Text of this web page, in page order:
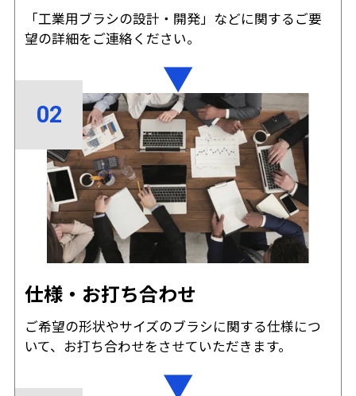
「工業用ブラシの設計・開発」などに関するご要
望の詳細をご連絡ください。
仕様・お打ち合わせ
ご希望の形状やサイズのブラシに関する仕様につ
いて、お打ち合わせをさせていただきます。